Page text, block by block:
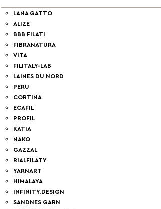
LANA GATTO
ALIZE
BBB FILATI
FIBRANATURA
VITA
FILITALY-LAB
LAINES DU NORD
PERU
CORTINA
ECAFIL
PROFIL
KATIA
NAKO
GAZZAL
RIALFILATY
YARNART
HIMALAYA
INFINITY.DESIGN
SANDNES GARN